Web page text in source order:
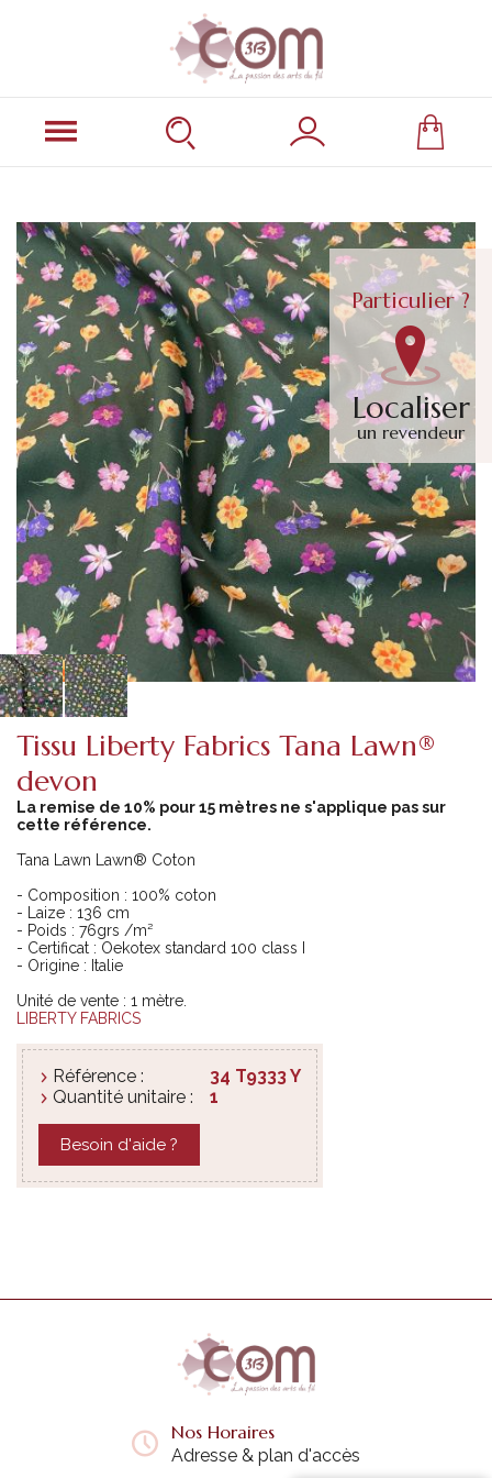
Particulier ?
Localiser
un revendeur
Tissu Liberty Fabrics Tana Lawn®
devon
La remise de 10% pour 15 mètres ne s'applique pas sur
cette référence.
Tana Lawn Lawn® Coton
- Composition : 100% coton
- Laize : 136 cm
- Poids : 76grs /m²
- Certificat : Oekotex standard 100 class I
- Origine : Italie
Unité de vente : 1 mètre.
LIBERTY FABRICS
Référence :
34 T9333 Y
Quantité unitaire :
1
Besoin d'aide ?
Nos Horaires
Adresse & plan d'accès